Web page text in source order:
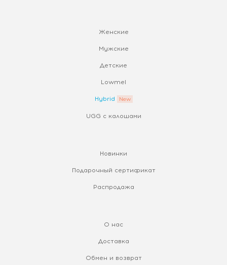
Женские
Мужские
Детские
Lowmel
Hybrid
UGG с калошами
Новинки
Подарочный сертификат
Распродажа
О нас
Доставка
Обмен и возврат